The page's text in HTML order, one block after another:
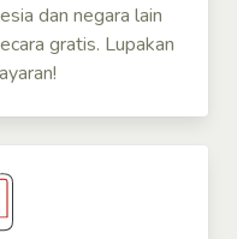
dan negara lain
gratis. Lupakan